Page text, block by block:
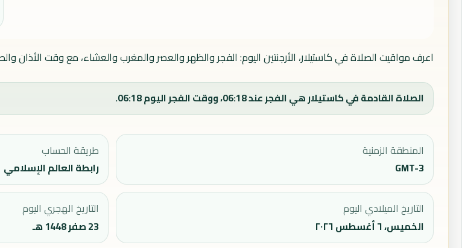
اعرف مواقيت الصلاة في كاستيلار، الأرجنتين اليوم: الفجر والظهر والعصر والمغرب والعشاء، مع وقت الأذان
الصلاة القادمة في كاستيلار هي الفجر عند 06:18، ووقت الفجر اليوم 06:18.
المنطقة الزمنية
GMT-3
طريقة الحساب
رابطة العالم الإسلامي
التاريخ الميلادي اليوم
الخميس، ٦ أغسطس ٢٠٢٦
التاريخ الهجري اليوم
23 صفر 1448 هـ